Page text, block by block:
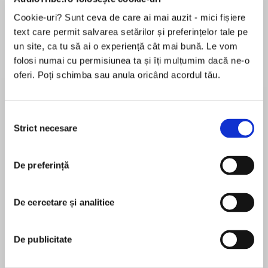
Cookie-uri? Sunt ceva de care ai mai auzit - mici fișiere
text care permit salvarea setărilor și preferințelor tale pe
un site, ca tu să ai o experiență cât mai bună. Le vom
folosi numai cu permisiunea ta și îți mulțumim dacă ne-o
oferi. Poți schimba sau anula oricând acordul tău.
consimțământului
Strict necesare
De preferință
De cercetare și analitice
De publicitate
de...
Dani Francis
la...
Lauren Weisberger
Desprecarte
things you’re most likely to need when visiting
Germany and to give you the skills to cope with
The accompanying free booklet is also available
collinsdictionary.com/resources.
It is different from other courses in that you also
learn to understand the likely replies to your
MAI MULT